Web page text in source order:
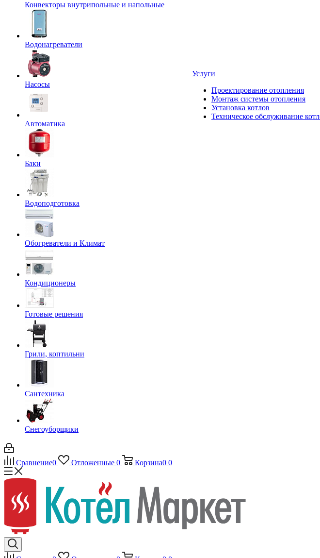
Конвекторы внутрипольные и напольные
Водонагреватели
Насосы
Автоматика
Баки
Водоподготовка
Обогреватели и Климат
Кондиционеры
Готовые решения
Грили, коптильни
Сантехника
Снегоуборщики
Услуги
Проектирование отопления
Монтаж системы отопления
Установка котлов
Техническое обслуживание
Сравнение0 Отложенные 0 Корзина0 0